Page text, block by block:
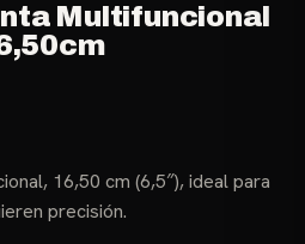
Multifuncional
16,50 cm (6,5″), ideal para
precisión.